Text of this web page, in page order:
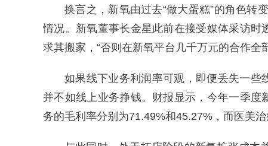
换言之，新氧由过去“做大蛋糕”的角色转
情况。新氧董事长金星此前在接受媒体采访
求其搬家，“否则在新氧平台几千万元的合作全
如果线下业务利润率可观，即便丢失一些
并不如线上业务挣钱。财报显示，今年一季
务的毛利率分别为71.49%和45.27%，而医美治